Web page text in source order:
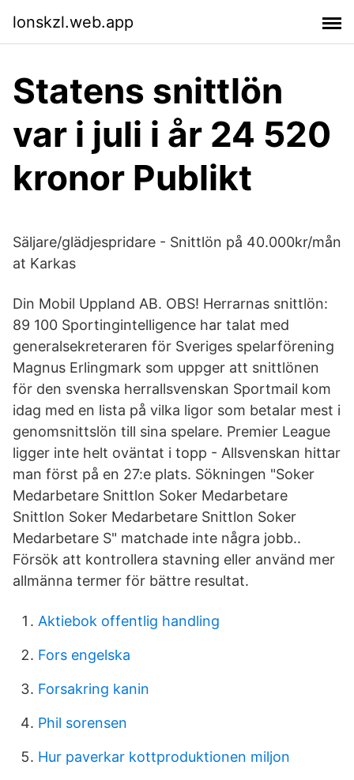
lonskzl.web.app
Statens snittlön
var i juli i år 24 520
kronor Publikt
Säljare/glädjespridare - Snittlön på 40.000kr/mån
at Karkas
Din Mobil Uppland AB. OBS! Herrarnas snittlön:
89 100 Sportingintelligence har talat med
generalsekreteraren för Sveriges spelarförening
Magnus Erlingmark som uppger att snittlönen
för den svenska herrallsvenskan Sportmail kom
idag med en lista på vilka ligor som betalar mest i
genomsnittslön till sina spelare. Premier League
ligger inte helt oväntat i topp - Allsvenskan hittar
man först på en 27:e plats. Sökningen "Soker
Medarbetare Snittlon Soker Medarbetare
Snittlon Soker Medarbetare Snittlon Soker
Medarbetare S" matchade inte några jobb..
Försök att kontrollera stavning eller använd mer
allmänna termer för bättre resultat.
Aktiebok offentlig handling
Fors engelska
Forsakring kanin
Phil sorensen
Hur paverkar kottproduktionen miljon